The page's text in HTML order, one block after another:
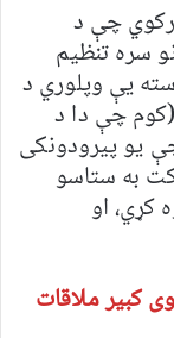
چې د
سره تنظیم
یې وپلوري د
(کوم چې دا د
یو پیرودونکی
به ستاسو
کړي، او
کبیر ملاقات